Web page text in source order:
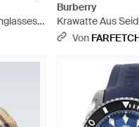
-
Burberry
Krawatte Aus
WeißVon